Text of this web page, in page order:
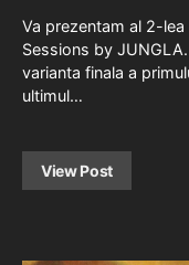
Va prezentam al 2-
Sessions by
varianta finala a
ultimul…
View Post